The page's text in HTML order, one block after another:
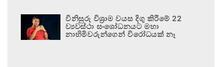
විනිසුරු විශ්‍රාම වයස දිගු කිරීමේ 22
ව්‍යවස්ථා සංශෝධනයට මහා
නාහිමිවරුන්ගෙන් විරෝධයක් නෑ